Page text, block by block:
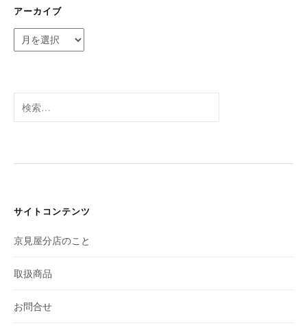
アーカイブ
ー
ブ
索:
サイトコンテンツ
京見屋分店のこと
取扱商品
お問合せ